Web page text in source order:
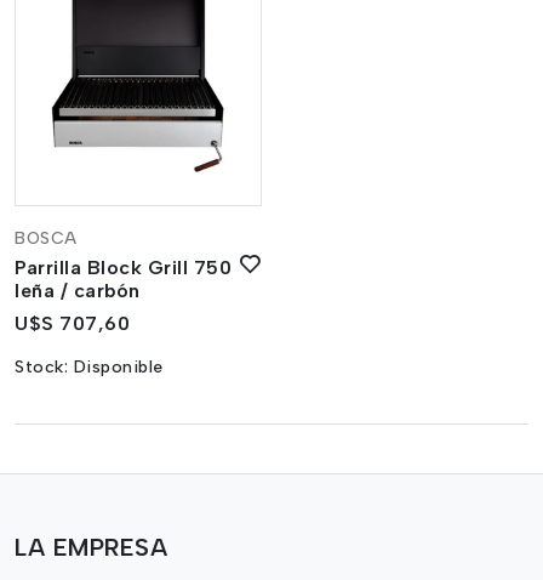
BOSCA
Parrilla Block Grill 750
leña / carbón
U$S 707,60
Stock: Disponible
LA EMPRESA